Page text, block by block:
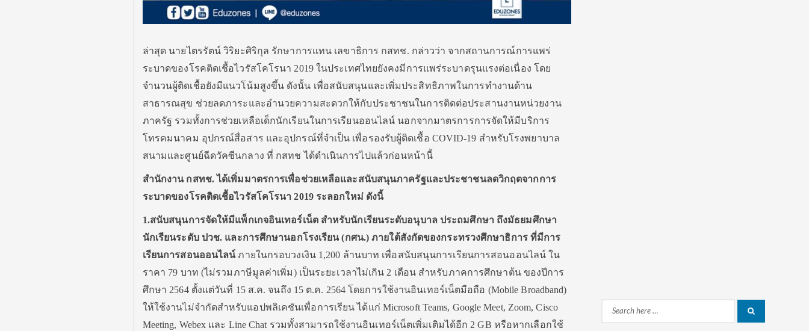
ล่าสุด นายไตรรัตน์ วิริยะศิริกุล รักษาการแทน เลขาธิการ กสทช. กล่าวว่า จากสถานการณ์การแพร่
ระบาดของโรคติดเชื้อไวรัสโคโรนา 2019 ในประเทศไทยยังคงมีการแพร่ระบาดรุนแรงต่อเนื่อง โดย
จำนวนผู้ติดเชื้อยังมีแนวโน้มสูงขึ้น ดังนั้น เพื่อสนับสนุนและเพิ่มประสิทธิภาพในการทำงานด้าน
สาธารณสุข ช่วยลดภาระและอำนวยความสะดวกให้กับประชาชนในการติดต่อประสานงานหน่วยงาน
ภาครัฐ รวมทั้งการช่วยเหลือเด็กนักเรียนในการเรียนออนไลน์ นอกจากมาตรการการจัดให้มีบริการ
โทรคมนาคม อุปกรณ์สื่อสาร และอุปกรณ์ที่จำเป็น เพื่อรองรับผู้ติดเชื้อ COVID-19 สำหรับโรงพยาบาล
สนามและศูนย์ฉีดวัคซีนกลาง ที่ กสทช ได้ดำเนินการไปแล้วก่อนหน้านี้
สำนักงาน กสทช. ได้เพิ่มมาตรการเพื่อช่วยเหลือและสนับสนุนภาครัฐและประชาชนลดวิกฤตจากการ
ระบาดของโรคติดเชื้อไวรัสโคโรนา 2019 ระลอกใหม่ ดังนี้
1️.สนับสนุนการจัดให้มีแพ็กเกจอินเทอร์เน็ต สำหรับนักเรียนระดับอนุบาล ประถมศึกษา ถึงมัธยมศึกษา
นักเรียนระดับ ปวช. และการศึกษานอกโรงเรียน (กศน.) ภายใต้สังกัดของกระทรวงศึกษาธิการ ที่มีการ
เรียนการสอนออนไลน์ภายในกรอบวงเงิน 1,200 ล้านบาท เพื่อสนับสนุนการเรียนการสอนออนไลน์ ใน
ราคา 79 บาท (ไม่รวมภาษีมูลค่าเพิ่ม) เป็นระยะเวลาไม่เกิน 2 เดือน สำหรับภาคการศึกษาต้น ของปีการ
ศึกษา 2564 ตั้งแต่วันที่ 15 ส.ค. จนถึง 15 ต.ค. 2564 โดยการใช้งานอินเทอร์เน็ตมือถือ (Mobile Broadband)
ให้ใช้งานไม่จำกัดสำหรับแอปพลิเคชันเพื่อการเรียน ได้แก่ Microsoft Teams, Google Meet, Zoom, Cisco
Meeting, Webex และ Line Chat รวมทั้งสามารถใช้งานอินเทอร์เน็ตเพิ่มเติมได้อีก 2 GB หรือหากเลือกใช้
Search